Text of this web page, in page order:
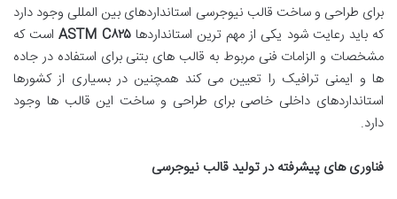
برای طراحی و ساخت قالب نیوجرسی استانداردهای بین المللی وجود دارد
که باید رعایت شود یکی از مهم ترین استانداردها
ASTM C۸۲۵
است که
مشخصات و الزامات فنی مربوط به قالب های بتنی برای استفاده در جاده
ها و ایمنی ترافیک را تعیین می کند همچنین در بسیاری از کشورها
استانداردهای داخلی خاصی برای طراحی و ساخت این قالب ها وجود
دارد.
فناوری های پیشرفته در تولید قالب نیوجرسی